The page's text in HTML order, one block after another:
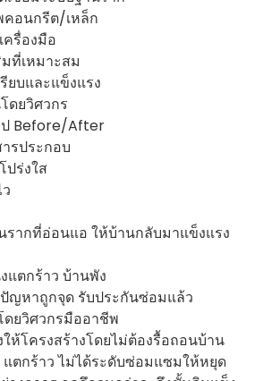
อนกรีต/เหล็ก
ครื่องมือ
ที่เหมาะสม
ยบและแข็งแรง
ดยวิศวกร
ป Before/After
รประกอบ
ปร่งใส
ากที่อ่อนแอ ให้บ้านกลับมาแข็งแรง
แตกร้าว บ้านพัง
ญหาถูกจุด รับประกันซ่อมแล้ว
ดยวิศวกรมืออาชีพ
ห้โครงสร้างโดยไม่ต้องรื้อถอนบ้าน
ตกร้าว ไม่ได้ระดับซ่อมแซมให้หยุด